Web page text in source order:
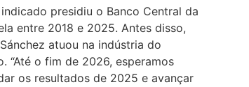
presidiu o Banco Central da
entre 2018 e 2025. Antes disso,
atuou na indústria do
“Até o fim de 2026, esperamos
os resultados de 2025 e avançar